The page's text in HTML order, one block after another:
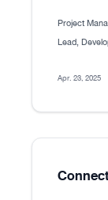
Project
Lead,
Apr. 23, 2025